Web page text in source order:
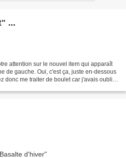
...
attention sur le nouvel item qui apparaît
de gauche. Oui, c'est ça, juste en-dessous
donc me traiter de boulet car j'avais oublié